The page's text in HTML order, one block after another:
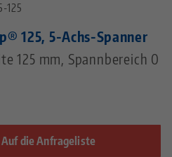
125
125, 5-Achs-Spanner
125 mm, Spannbereich 0
Auf die Anfrageliste